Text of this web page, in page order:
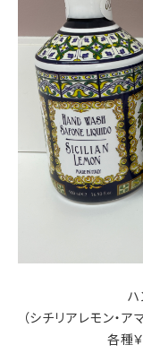
（シチリアレモン・
各種